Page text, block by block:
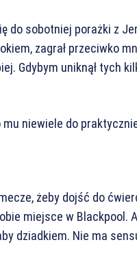
do sobotniej porażki z
zagrał przeciwko
Gdybym uniknął tych
mu niewiele do
żeby dojść do
miejsce w Blackpool.
dziadkiem. Nie ma